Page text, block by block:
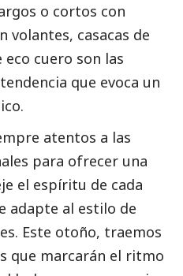
o cortos con
volantes, casacas de
eco cuero son las
que evoca un
atentos a las
para ofrecer una
el espíritu de cada
adapte al estilo de
Este otoño, traemos
que marcarán el ritmo